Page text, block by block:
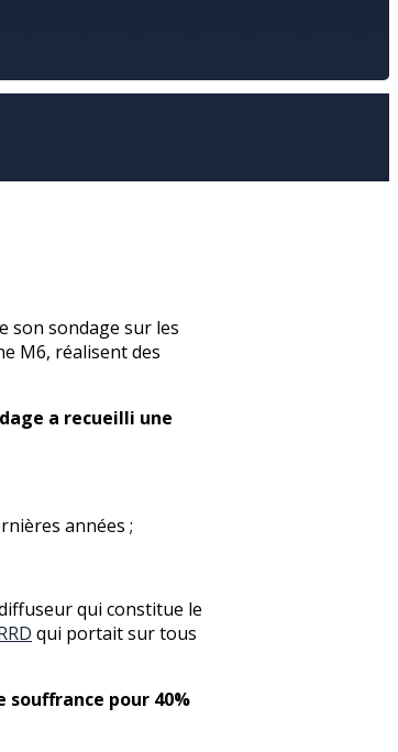
son sondage sur les
M6, réalisent des
a recueilli une
années ;
qui constitue le
qui portait sur tous
pour 40%